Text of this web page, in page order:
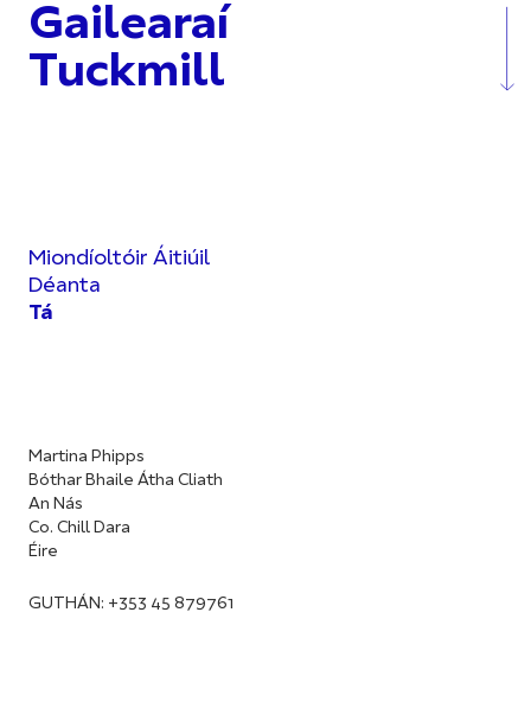
Gailearaí
Tuckmill
Miondíoltóir Áitiúil
Déanta
Tá
Martina Phipps
Bóthar Bhaile Átha Cliath
An Nás
Co. Chill Dara
Éire
GUTHÁN: +353 45 879761